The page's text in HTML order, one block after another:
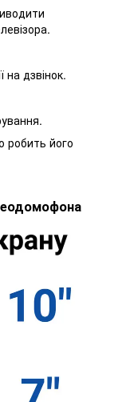
на дзвінок.
його